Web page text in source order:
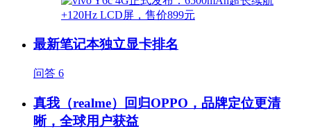
最新笔记本独立显卡排名
问答 6
真我（realme）回归OPPO，品牌定位更清
晰，全球用户获益